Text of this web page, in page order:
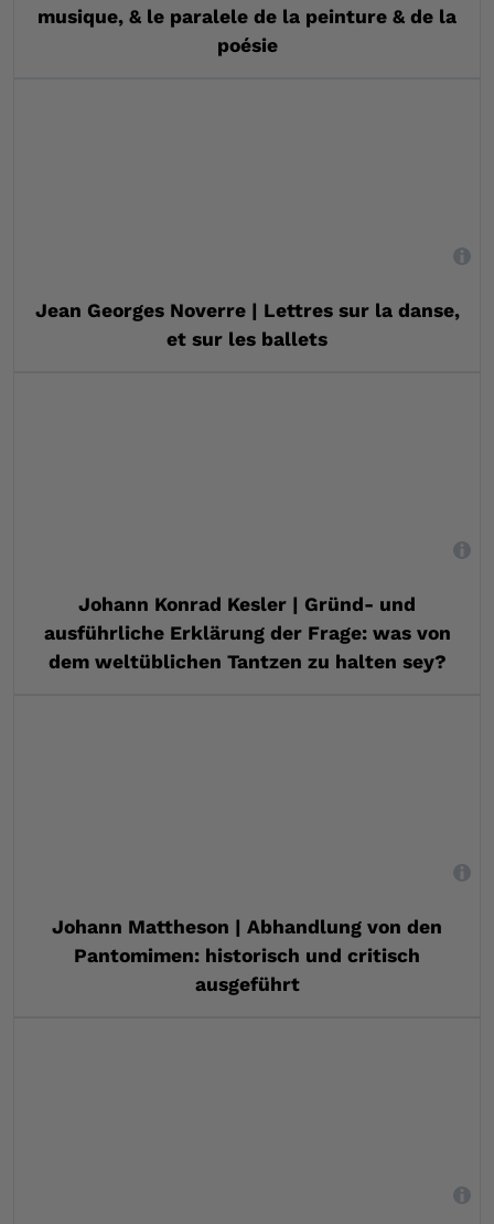
musique, & le paralele de la peinture & de la
poésie
,
Jean Georges Noverre | Lettres sur la danse,
et sur les ballets
,
Johann Konrad Kesler | Gründ- und
ausführliche Erklärung der Frage: was von
dem weltüblichen Tantzen zu halten sey?
,
Johann Mattheson | Abhandlung von den
Pantomimen: historisch und critisch
ausgeführt
,